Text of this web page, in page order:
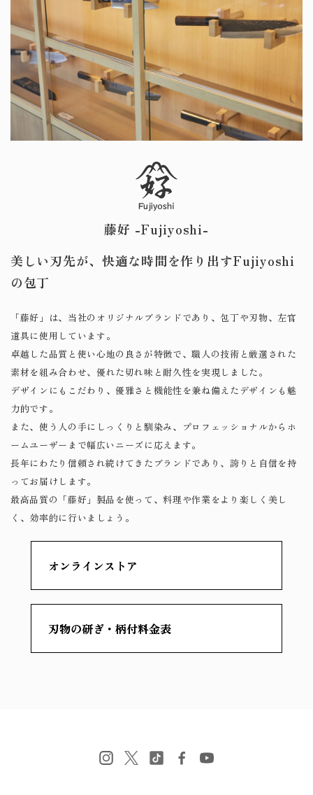
藤好 -Fujiyoshi-
美しい刃先が、快適な時間を作り出す​​​​​​​Fujiyoshi
の包丁
「藤好」は、当社のオリジナルブランドであり、包丁や刃物、左官
道具に使用しています。
卓越した品質と使い心地の良さが特徴で、職人の技術と厳選された
素材を組み合わせ、優れた切れ味と耐久性を実現しました。
デザインにもこだわり、優雅さと機能性を兼ね備えたデザインも魅
力的です。
また、使う人の手にしっくりと馴染み、プロフェッショナルからホ
ームユーザーまで幅広いニーズに応えます。
長年にわたり信頼され続けてきたブランドであり、誇りと自信を持
ってお届けします。
最高品質の「藤好」製品を使って、料理や作業をより楽しく美し
く、効率的に行いましょう。
オンラインストア
刃物の研ぎ・柄付料金表